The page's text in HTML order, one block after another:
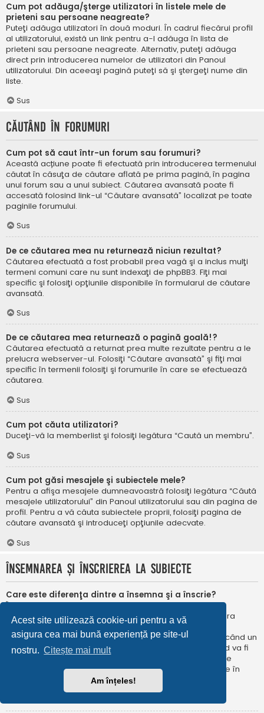
Acest site utilizează cookie-uri pentru a vă
asigura cea mai bună experiență pe site-ul
nostru. Citește mai mult
Am înțeles!
Cum pot adăuga/şterge utilizatori în listele mele de
prieteni sau persoane neagreate?
Puteţi adăuga utilizatori în două moduri. În cadrul fiecărui profil
al utilizatorului, există un link pentru a-l adăuga în lista de
prieteni sau persoane neagreate. Alternativ, puteţi adăuga
direct prin introducerea numelor de utilizatori din Panoul
utilizatorului. Din aceeaşi pagină puteţi să şi ştergeţi nume din
liste.
Sus
Căutând în forumuri
Cum pot să caut într-un forum sau forumuri?
Această acțiune poate fi efectuată prin introducerea termenului
căutat în căsuţa de căutare aflată pe prima pagină, în pagina
unui forum sau a unui subiect. Căutarea avansată poate fi
accesată folosind link-ul “Căutare avansată” localizat pe toate
paginile forumului.
Sus
De ce căutarea mea nu returnează niciun rezultat?
Căutarea efectuată a fost probabil prea vagă şi a inclus mulţi
termeni comuni care nu sunt indexaţi de phpBB3. Fiţi mai
specific şi folosiţi opţiunile disponibile în formularul de căutare
avansată.
Sus
De ce căutarea mea returnează o pagină goală!?
Căutarea efectuată a returnat prea multe rezultate pentru a le
prelucra webserver-ul. Folosiţi “Căutare avansată” şi fiţi mai
specific în termenii folosiţi şi forumurile în care se efectuează
căutarea.
Sus
Cum pot căuta utilizatori?
Duceţi-vă la memberlist şi folosiţi legătura “Caută un membru”.
Sus
Cum pot găsi mesajele şi subiectele mele?
Pentru a afişa mesajele dumneavoastră folosiţi legătura “Căută
mesajele utilizatorului” din Panoul utilizatorului sau din pagina de
profil. Pentru a vă căuta subiectele proprii, folosiţi pagina de
căutare avansată şi introduceţi opţiunile adecvate.
Sus
Însemnarea şi înscrierea la subiecte
Care este diferenţa dintre a însemna şi a înscrie?
În phpBB 3.0 însemnarea era foarte asemănătoare cu
însemnarea în browser-ul web. Nu eraţi notificat când era
publicat un răspuns. În phpBB 3.1, însemnarea este
asemănătoarea înscrierii la un subiect. Puteți fi notificat când un
subiect este actualizat. Înscriindu-vă, veţi fi notificat când va fi
publicat un răspuns în subiectul sau în forum. Opțiunile de
notificare pentru însemnare și înscriere pot fi configurate în
Panoul utilizatorului, sub “Preferințe forum”.